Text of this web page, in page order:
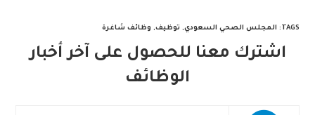
TAGS
: المجلس الصحي السعودي, توظيف, وظائف شاغرة
اشترك معنا للحصول على آخر أخبار
الوظائف